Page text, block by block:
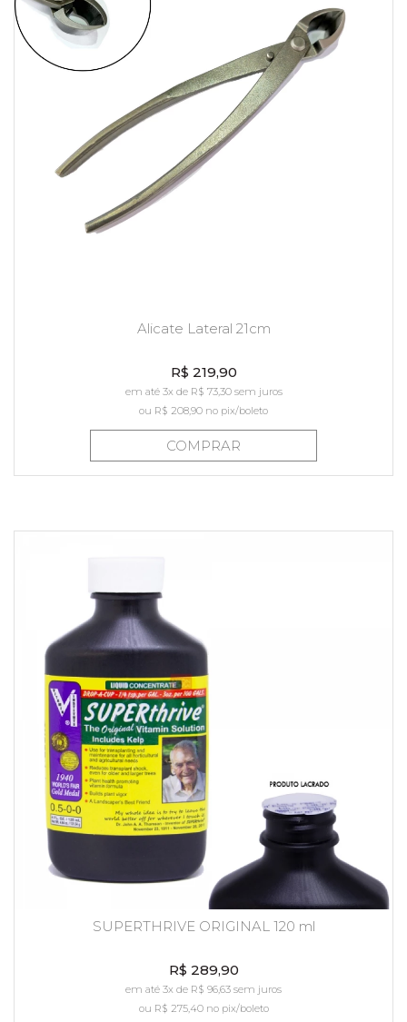
Alicate Lateral 21cm
R$ 219,90
em até 3x de R$ 73,30 sem juros
ou R$ 208,90 no pix/boleto
COMPRAR
SUPERTHRIVE ORIGINAL 120 ml
R$ 289,90
em até 3x de R$ 96,63 sem juros
ou R$ 275,40no pix/boleto